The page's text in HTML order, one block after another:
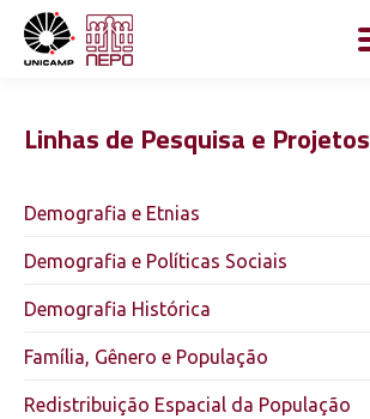
Linhas de Pesquisa e Projetos
Demografia e Etnias
Demografia e Políticas Sociais
Demografia Histórica
Família, Gênero e População
Redistribuição Espacial da População